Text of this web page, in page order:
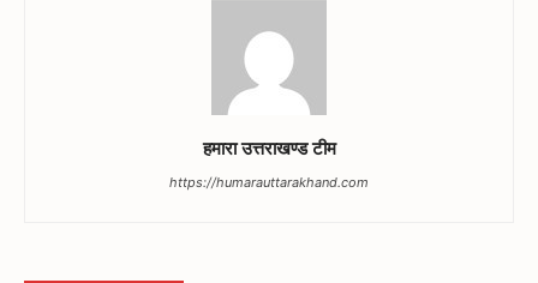
हमारा उत्तराखण्ड टीम
https://humarauttarakhand.com